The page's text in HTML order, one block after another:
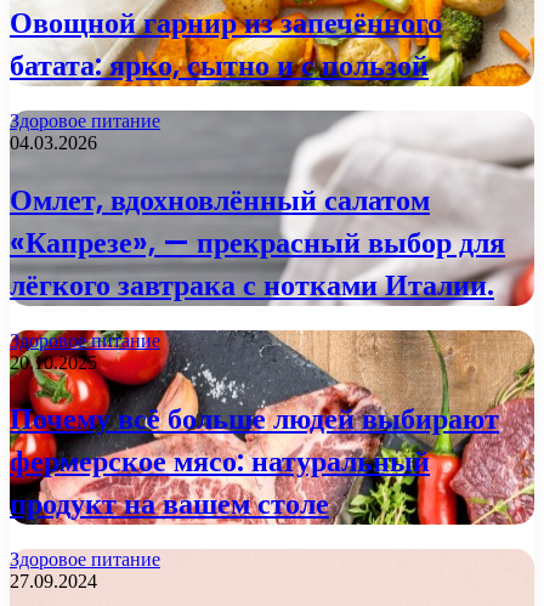
Овощной гарнир из запечённого
батата: ярко, сытно и с пользой
Здоровое питание
04.03.2026
Омлет, вдохновлённый салатом
«Капрезе», — прекрасный выбор для
лёгкого завтрака с нотками Италии.
Здоровое питание
20.10.2025
Почему всё больше людей выбирают
фермерское мясо: натуральный
продукт на вашем столе
Здоровое питание
27.09.2024